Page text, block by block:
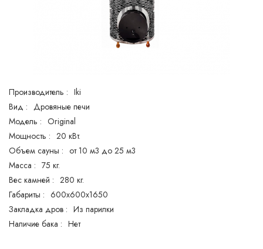
Производитель : Iki
Вид : Дровяные печи
Модель :
Original
Мощность : 20 кВт.
Объем сауны : от 10 м3 до 25 м3
Масса : 75 кг.
Вес камней : 280 кг.
Габариты : 600x600x1650
Закладка дров : Из парилки
Наличие бака : Нет